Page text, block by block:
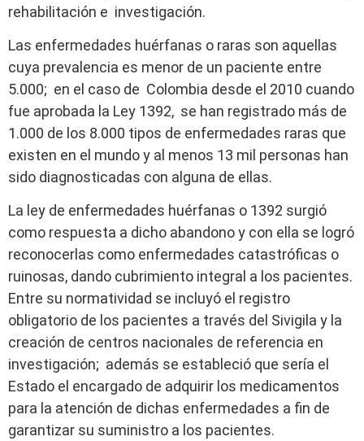
rehabilitación e investigación.
Las enfermedades huérfanas o raras son aquellas
cuya prevalencia es menor de un paciente entre
5.000; en el caso de Colombia desde el 2010 cuando
fue aprobada la Ley 1392, se han registrado más de
1.000 de los 8.000 tipos de enfermedades raras que
existen en el mundo y al menos 13 mil personas han
sido diagnosticadas con alguna de ellas.
La ley de enfermedades huérfanas o 1392 surgió
como respuesta a dicho abandono y con ella se logró
reconocerlas como enfermedades catastróficas o
ruinosas, dando cubrimiento integral a los pacientes.
Entre su normatividad se incluyó el registro
obligatorio de los pacientes a través del Sivigila y la
creación de centros nacionales de referencia en
investigación; además se estableció que sería el
Estado el encargado de adquirir los medicamentos
para la atención de dichas enfermedades a fin de
garantizar su suministro a los pacientes.